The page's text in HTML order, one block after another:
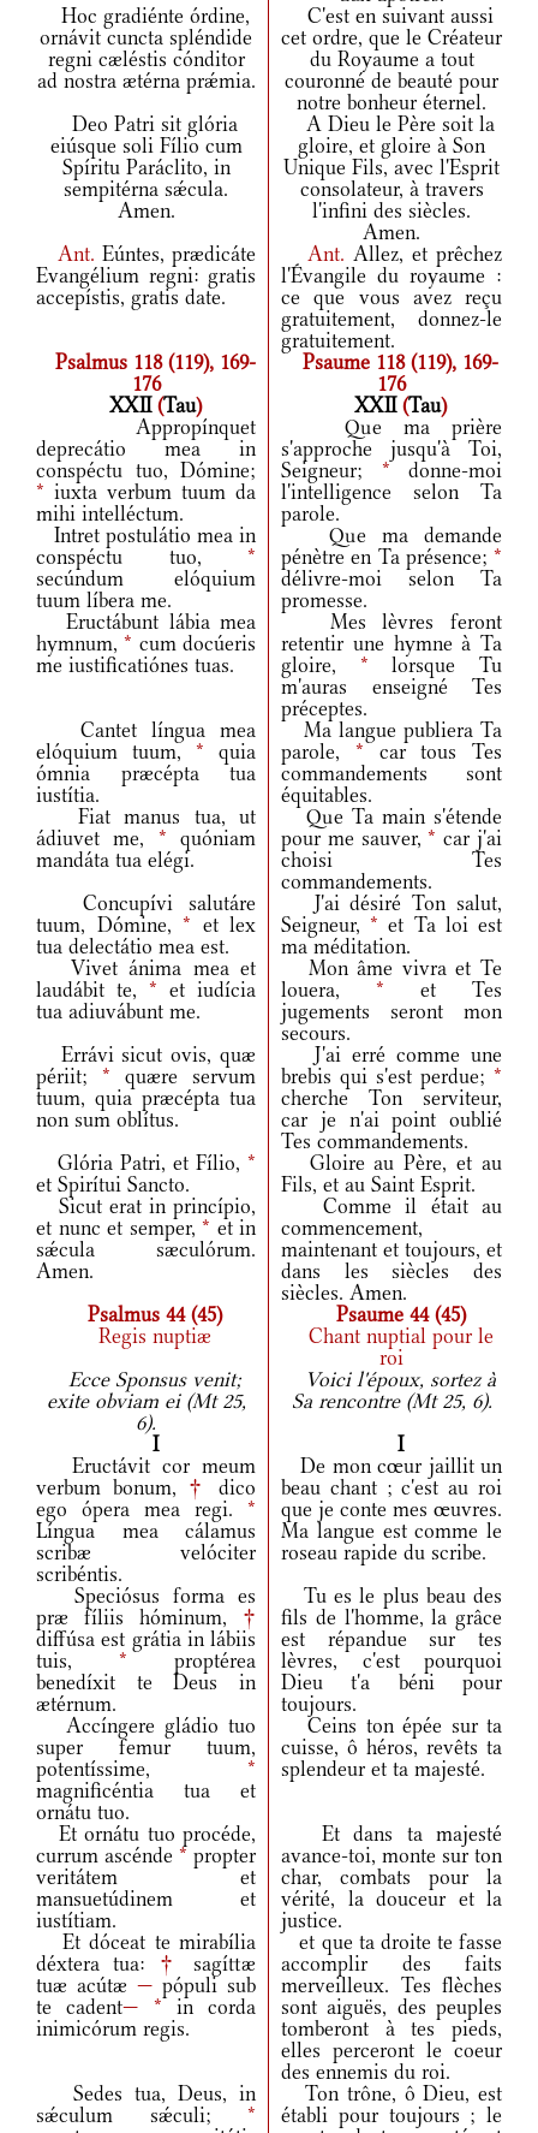
Hoc gradiénte órdine,
ornávit cuncta spléndide
regni cæléstis cónditor
ad nostra ætérna prǽmia.
C'est en suivant aussi
cet ordre, que le Créateur
du Royaume a tout
couronné de beauté pour
notre bonheur éternel.
Deo Patri sit glória
eiúsque soli Fílio cum
Spíritu Paráclito, in
sempitérna sǽcula.
Amen.
A Dieu le Père soit la
gloire, et gloire à Son
Unique Fils, avec l'Esprit
consolateur, à travers
l'infini des siècles.
Amen.
Ant. Eúntes, prædicáte
Evangélium regni: gratis
accepístis, gratis date.
Ant. Allez, et prêchez
l'Évangile du royaume :
ce que vous avez reçu
gratuitement, donnez-le
gratuitement.
Psalmus 118 (119), 169-
176
Psaume 118 (119), 169-
176
XXII (Tau) XXII (Tau)
Appropínquet
deprecátio mea in
conspéctu tuo, Dómine;
* iuxta verbum tuum da
mihi intelléctum.
Que ma prière
s'approche jusqu'à Toi,
Seigneur; * donne-moi
l'intelligence selon Ta
parole.
Intret postulátio mea in
conspéctu tuo, *
secúndum elóquium
tuum líbera me.
Que ma demande
pénètre en Ta présence; *
délivre-moi selon Ta
promesse.
Eructábunt lábia mea
hymnum,* cum docúeris
me iustificatiónes tuas.
Mes lèvres feront
retentir une hymne à Ta
gloire, * lorsque Tu
m'auras enseigné Tes
préceptes.
Cantet língua mea
elóquium tuum, * quia
ómnia præcépta tua
iustítia.
Ma langue publiera Ta
parole, * car tous Tes
commandements sont
équitables.
Fiat manus tua, ut
ádiuvet me, * quóniam
mandáta tua elégi.
Que Ta main s'étende
pour me sauver,* car j'ai
choisi Tes
commandements.
Concupívi salutáre
tuum, Dómine, * et lex
tua delectátio mea est.
J'ai désiré Ton salut,
Seigneur,* et Ta loi est
ma méditation.
Vivet ánima mea et
laudábit te, * et iudícia
tua adiuvábunt me.
Mon âme vivra et Te
louera, * et Tes
jugements seront mon
secours.
Errávi sicut ovis, quæ
périit; * quære servum
tuum, quia præcépta tua
non sum oblítus.
J'ai erré comme une
brebis qui s'est perdue; *
cherche Ton serviteur,
car je n'ai point oublié
Tes commandements.
Glória Patri, et Fílio, *
et Spirítui Sancto.
Gloire au Père, et au
Fils, et au Saint Esprit.
Sicut erat in princípio,
et nunc et semper, * et in
sǽcula sæculórum.
Amen.
Comme il était au
commencement,
maintenant et toujours, et
dans les siècles des
siècles. Amen.
Psalmus 44 (45)
Psaume 44 (45)
Regis nuptiæ
Chant nuptial pour le
roi
Ecce Sponsus venit;
exite obviam ei (Mt 25,
6).
Voici l'époux, sortez à
Sa rencontre (Mt 25, 6).
I
I
Eructávit cor meum
verbum bonum, †
dico
ego ópera mea regi. *
Língua mea cálamus
scribæ velóciter
scribéntis.
De mon cœur jaillit un
beau chant ; c'est au roi
que je conte mes œuvres.
Ma langue est comme le
roseau rapide du scribe.
Speciósus forma es
præ fíliis hóminum, †
diffúsa est grátia in lábiis
tuis, * proptérea
benedíxit te Deus in
ætérnum.
Tu es le plus beau des
fils de l'homme, la grâce
est répandue sur tes
lèvres, c'est pourquoi
Dieu t'a béni pour
toujours.
Accíngere gládio tuo
super femur tuum,
potentíssime, *
magnificéntia tua et
ornátu tuo.
Ceins ton épée sur ta
cuisse, ô héros, revêts ta
splendeur et ta majesté.
Et ornátu tuo procéde,
currum ascénde * propter
veritátem et
mansuetúdinem et
iustítiam.
Et dans ta majesté
avance-toi, monte sur ton
char, combats pour la
vérité, la douceur et la
justice.
Et dóceat te mirabília
déxtera tua: †
sagíttæ
tuæ acútæ — pópuli sub
te cadent— * in corda
inimicórum regis.
et que ta droite te fasse
accomplir des faits
merveilleux. Tes flèches
sont aiguës, des peuples
tomberont à tes pieds,
elles perceront le coeur
des ennemis du roi.
Sedes tua, Deus, in
sǽculum sǽculi; *
Ton trône, ô Dieu, est
établi pour toujours ; le